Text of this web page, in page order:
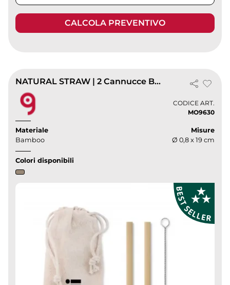
CALCOLA PREVENTIVO
NATURAL STRAW | 2 Cannucce Bamboo con Spazzola e Sacchetto Cotone
CODICE ART.
MO9630
Materiale
Bamboo
Misure
Ø 0,8 x 19 cm
Colori disponibili